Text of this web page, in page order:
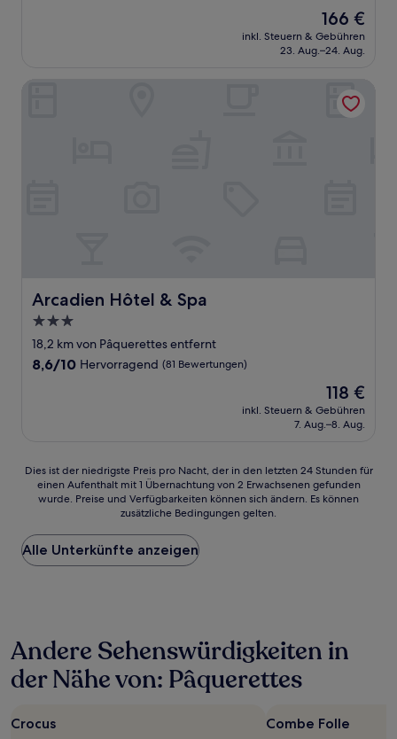
Der
Preis
beträgt
166 €
inkl. Steuern & Gebühren
23. Aug.–24. Aug.
Arcadien Hôtel & Spa
Arcadien Hôtel & Spa
3.0-
Sterne-
Unterkunft
18,2 km von Pâquerettes entfernt
8.6
8,6/10 Hervorragend (81 Bewertungen)
Der
Preis
beträgt
118 €
inkl. Steuern & Gebühren
7. Aug.–8. Aug.
Dies
der
Preis
pro
Nacht,
24 Stunden
für
einen
1 Übernachtung
Dies ist der niedrigste Preis pro Nacht, der in den letzten 24 Stunden für
einen Aufenthalt mit 1 Übernachtung von 2 Erwachsenen gefunden
wurde. Preise und Verfügbarkeiten können sich ändern. Es können
zusätzliche Bedingungen gelten.
Alle Unterkünfte anzeigen
Andere Sehenswürdigkeiten in
der Nähe von: Pâquerettes
Crocus Combe Folle